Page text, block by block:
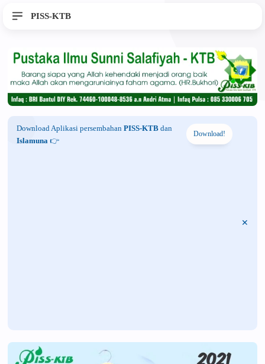
PISS-KTB
Download Aplikasi persembahan PISS-KTB dan
Islamuna 👉
Download!